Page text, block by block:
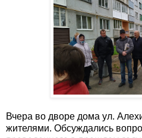
Вчера во дворе дома ул.
жителями. Обсуждались